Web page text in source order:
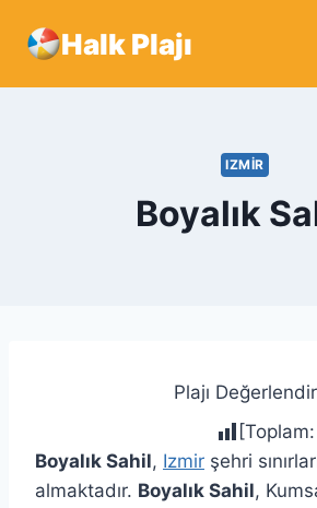
Halk Plajı
IZMIR
Boyalık
Plajı Değerlendir
[Toplam:
Boyalık Sahil, Izmir şehri
almaktadır. Boyalık Sahil,